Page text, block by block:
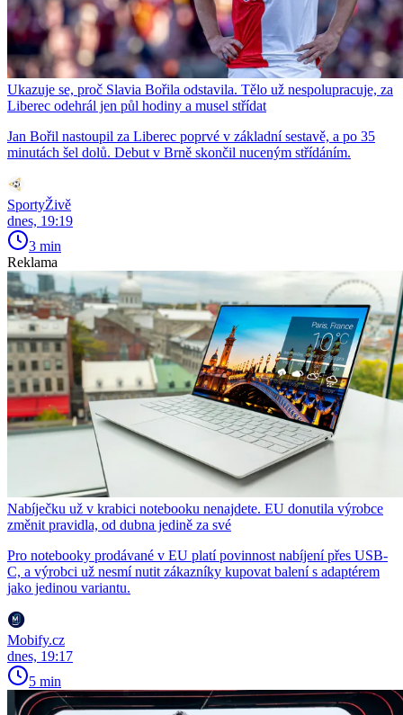
Ukazuje se, proč Slavia Bořila odstavila. Tělo už nespolupracuje, za
Liberec odehrál jen půl hodiny a musel střídat
Jan Bořil nastoupil za Liberec poprvé v základní sestavě, a po 35
minutách šel dolů. Debut v Brně skončil nuceným střídáním.
SportyŽivě
dnes, 19:19
3 min
Reklama
Nabíječku už v krabici notebooku nenajdete. EU donutila výrobce
změnit pravidla, od dubna jedině za své
Pro notebooky prodávané v EU platí povinnost nabíjení přes USB-
C, a výrobci už nesmí nutit zákazníky kupovat balení s adaptérem
jako jedinou variantu.
Mobify.cz
dnes, 19:17
5 min